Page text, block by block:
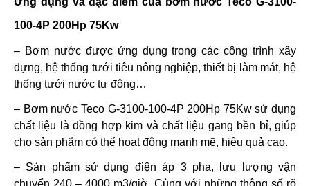
100-4P 200Hp 75Kw
– Bơm nước được ứng dụng trong các công trình xây
dựng, hệ thống tưới tiêu nông nghiệp, thiết bị làm mát, hệ
thống tưới nước tự động…
– Bơm nước Teco G-3100-100-4P 200Hp 75Kw sử dụng
chất liệu là đồng hợp kim và chất liệu gang bền bỉ, giúp
cho sản phẩm có thể hoạt động mạnh mẽ, hiệu quả cao.
– Sản phẩm sử dụng điện áp 3 pha, lưu lượng vận
chuyển 240 – 4000 m3/giờ. Cùng với những thông số rõ